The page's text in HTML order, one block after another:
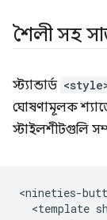
শৈলী সহ
স্ট্যান্ডার্ড
ঘোষণামূলক
স্টাইলশীটগুলি
<nineties-
<template